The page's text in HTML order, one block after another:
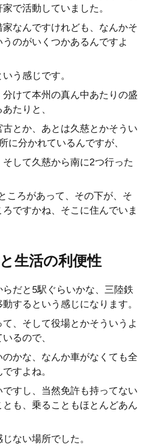
で活動していました。
なんですけれども、なんかそ
のがいくつかあるんですよ
う感じです。
けて本州の真ん中あたりの盛
たりと、
とか、あとは久慈とかそうい
に分かれているんですが、
して久慈から南に2つ行った
ころがあって、その下が、そ
ですかね、そこに住んでいま
生活の利便性
だと5駅ぐらいかな、三陸鉄
するという感じになります。
、そして役場とかそういうよ
るので、
かな、なんか車がなくても全
すよね。
すし、当然免許も持ってない
も、乗ることもほとんどあん
ない場所でした。